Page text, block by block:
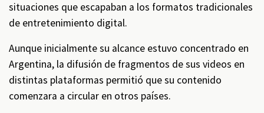
situaciones que escapaban a los formatos tradicionales
de entretenimiento digital.
Aunque inicialmente su alcance estuvo concentrado en
Argentina, la difusión de fragmentos de sus videos en
distintas plataformas permitió que su contenido
comenzara a circular en otros países.